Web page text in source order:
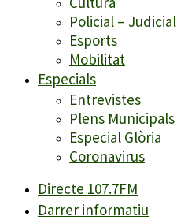
Policial – Judicial
Esports
Mobilitat
Especials
Entrevistes
Plens Municipals
Especial Glòria
Coronavirus
Directe 107.7FM
Darrer informatiu